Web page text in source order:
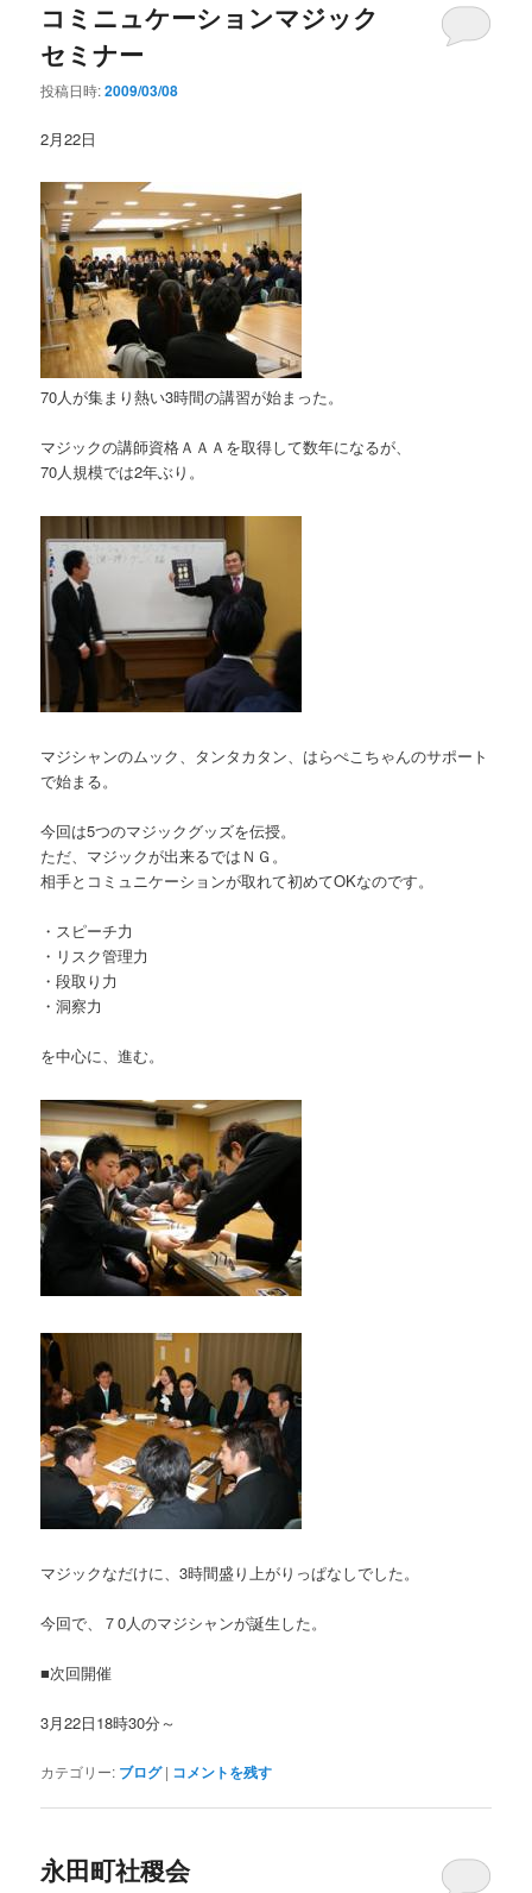
コミニュケーションマジック
セミナー
投稿日時:2009/03/08
2月22日
70人が集まり熱い3時間の講習が始まった。
マジックの講師資格ＡＡＡを取得して数年になるが、
70人規模では2年ぶり。
マジシャンのムック、タンタカタン、はらぺこちゃんのサポート
で始まる。
今回は5つのマジックグッズを伝授。
ただ、マジックが出来るではＮＧ。
相手とコミュニケーションが取れて初めてOKなのです。
・スピーチ力
・リスク管理力
・段取り力
・洞察力
を中心に、進む。
マジックなだけに、3時間盛り上がりっぱなしでした。
今回で、７0人のマジシャンが誕生した。
■次回開催
3月22日18時30分～
カテゴリー: ブログ | コメントを残す
永田町社稷会